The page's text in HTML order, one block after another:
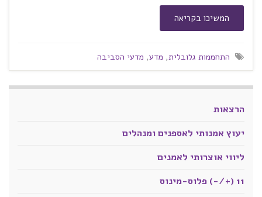
המשיכו בקריאה
התחממות גלובלית, מדע, מדעי הסביבה
הרצאות
יעוץ אמנותי לאספנים ומנהלים
ליווי אוצרותי לאמנים
11 (+/-) פלוס-מינוס